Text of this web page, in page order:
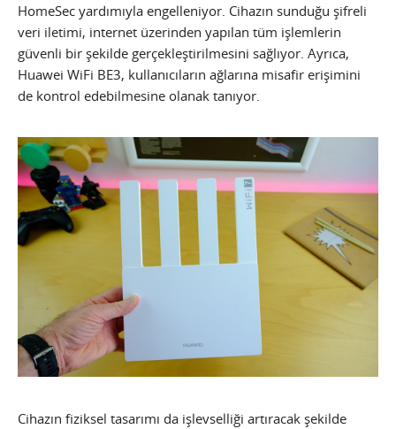
HomeSec yardımıyla engelleniyor. Cihazın sunduğu şifreli
veri iletimi, internet üzerinden yapılan tüm işlemlerin
güvenli bir şekilde gerçekleştirilmesini sağlıyor. Ayrıca,
Huawei WiFi BE3, kullanıcıların ağlarına misafir erişimini
de kontrol edebilmesine olanak tanıyor.
Cihazın fiziksel tasarımı da işlevselliği artıracak şekilde